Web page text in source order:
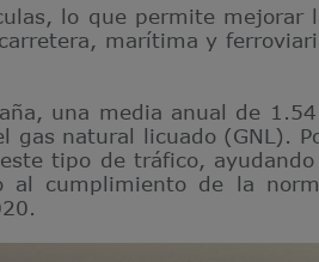
lo que permite mejorar
marítima y
una media anual de
gas natural licuado (GNL).
tipo de tráfico,
al cumplimiento de la